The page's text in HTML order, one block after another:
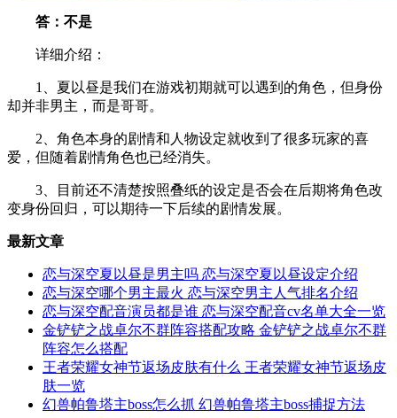
答：不是
详细介绍：
1、夏以昼是我们在游戏初期就可以遇到的角色，但身份
却并非男主，而是哥哥。
2、角色本身的剧情和人物设定就收到了很多玩家的喜
爱，但随着剧情角色也已经消失。
3、目前还不清楚按照叠纸的设定是否会在后期将角色改
变身份回归，可以期待一下后续的剧情发展。
最新文章
恋与深空夏以昼是男主吗 恋与深空夏以昼设定介绍
恋与深空哪个男主最火 恋与深空男主人气排名介绍
恋与深空配音演员都是谁 恋与深空配音cv名单大全一览
金铲铲之战卓尔不群阵容搭配攻略 金铲铲之战卓尔不群
阵容怎么搭配
王者荣耀女神节返场皮肤有什么 王者荣耀女神节返场皮
肤一览
幻兽帕鲁塔主boss怎么抓 幻兽帕鲁塔主boss捕捉方法